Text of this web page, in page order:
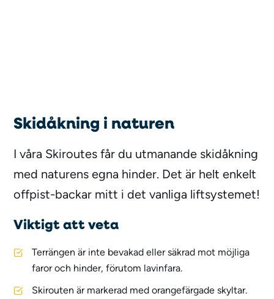
Skidåkning i naturen
I våra Skiroutes får du utmanande skidåkning
med naturens egna hinder. Det är helt enkelt
offpist-backar mitt i det vanliga liftsystemet!
Viktigt att veta
Terrängen är inte bevakad eller säkrad mot möjliga
faror och hinder, förutom lavinfara.
Skirouten är markerad med orangefärgade skyltar.